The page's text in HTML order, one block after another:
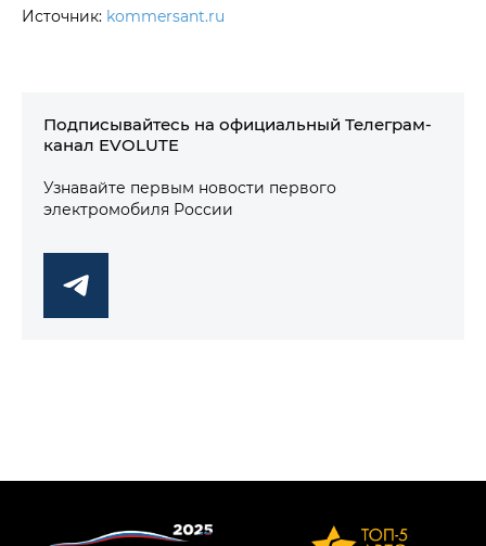
Источник: kommersant.ru
Подписывайтесь на официальный Телеграм-
канал EVOLUTE
Узнавайте первым новости первого
электромобиля России